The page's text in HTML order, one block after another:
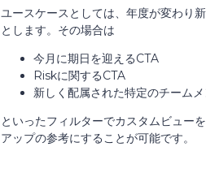
ユースケースとしては、年度が変わり
とします。その場合は
今月に期日を迎えるCTA
Riskに関するCTA
新しく配属された特定のチーム
といったフィルターでカスタムビュー
アップの参考にすることが可能です。